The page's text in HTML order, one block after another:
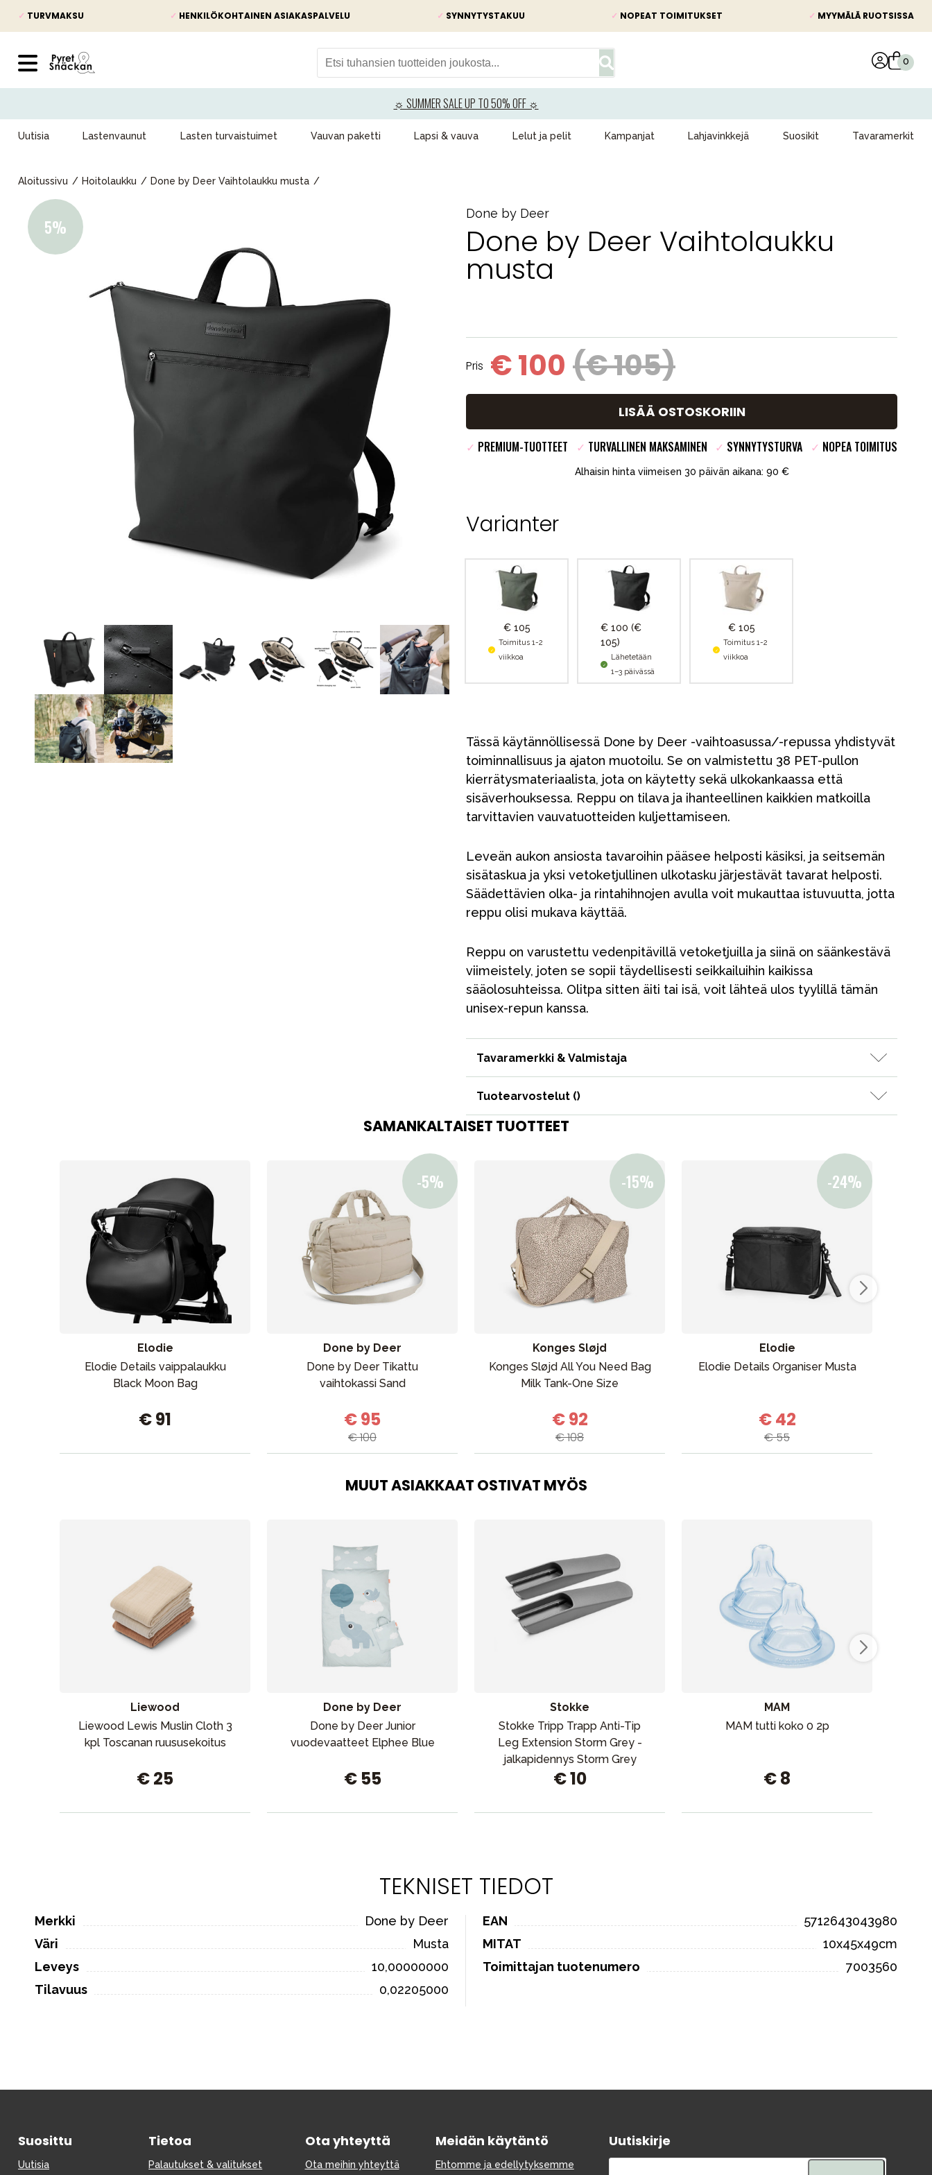
✓ TURVMAKSU ✓ HENKILÖKOHTAINEN ASIAKASPALVELU ✓ SYNNYTYSTAKUU ✓ NOPEAT TOIMITUKSET ✓ MYYMÄLÄ RUOTSISSA
☼ SUMMER SALE UP TO 50% OFF ☼
Uutisia Lastenvaunut Lasten turvaistuimet Vauvan paketti Lapsi & vauva Lelut ja pelit Kampanjat Lahjavinkkejä Suosikit Tavaramerkit
Aloitussivu Hoitolaukku Done by Deer Vaihtolaukku musta
Done by Deer
Done by Deer Vaihtolaukku
musta
Pris € 100 (€ 105)
LISÄÄ OSTOSKORIIN
✓ PREMIUM-TUOTTEET ✓ TURVALLINEN MAKSAMINEN ✓ SYNNYTYSTURVA ✓ NOPEA TOIMITUS
Alhaisin hinta viimeisen 30 päivän aikana: 90 €
Varianter
€ 105
Toimitus 1-2
viikkoa
€ 100 (€
105)
Lähetetään
1–3 päivässä
€ 105
Toimitus 1-2
viikkoa
Tässä käytännöllisessä Done by Deer -vaihtoasussa/-repussa yhdistyvät
toiminnallisuus ja ajaton muotoilu. Se on valmistettu 38 PET-pullon
kierrätysmateriaalista, jota on käytetty sekä ulkokankaassa että
sisäverhouksessa. Reppu on tilava ja ihanteellinen kaikkien matkoilla
tarvittavien vauvatuotteiden kuljettamiseen.
Leveän aukon ansiosta tavaroihin pääsee helposti käsiksi, ja seitsemän
sisätaskua ja yksi vetoketjullinen ulkotasku järjestävät tavarat helposti.
Säädettävien olka- ja rintahihnojen avulla voit mukauttaa istuvuutta, jotta
reppu olisi mukava käyttää.
Reppu on varustettu vedenpitävillä vetoketjuilla ja siinä on säänkestävä
viimeistely, joten se sopii täydellisesti seikkailuihin kaikissa
sääolosuhteissa. Olitpa sitten äiti tai isä, voit lähteä ulos tyylillä tämän
unisex-repun kanssa.
Tavaramerkki & Valmistaja
Tuotearvostelut ()
SAMANKALTAISET TUOTTEET
Elodie
Elodie Details vaippalaukku
Black Moon Bag
€ 91
Done by Deer
Done by Deer Tikattu
vaihtokassi Sand
€ 95
€ 100
Konges Sløjd
Konges Sløjd All You Need Bag
Milk Tank-One Size
€ 92
€ 108
Elodie
Elodie Details Organiser Musta
€ 42
€ 55
MUUT ASIAKKAAT OSTIVAT MYÖS
Liewood
Liewood Lewis Muslin Cloth 3
kpl Toscanan ruususekoitus
€ 25
Done by Deer
Done by Deer Junior
vuodevaatteet Elphee Blue
€ 55
Stokke
Stokke Tripp Trapp Anti-Tip
Leg Extension Storm Grey -
jalkapidennys Storm Grey
€ 10
MAM
MAM tutti koko 0 2p
€ 8
TEKNISET TIEDOT
Merkki
Done by Deer
Väri
Musta
Leveys
10,00000000
Tilavuus
0,02205000
EAN
5712643043980
MITAT
10x45x49cm
Toimittajan tuotenumero
7003560
Suosittu
Uutisia
Tietoa
Palautukset & valitukset
Ota yhteyttä
Ota meihin yhteyttä
Meidän käytäntö
Ehtomme ja edellytyksemme
Uutiskirje
Lapsi & vauva
Lelut ja pelit
Äiti & Isä
Huonekalut & vuodevaatteet
Varaosat
Lahjavinkkejä
Tavaramerkit